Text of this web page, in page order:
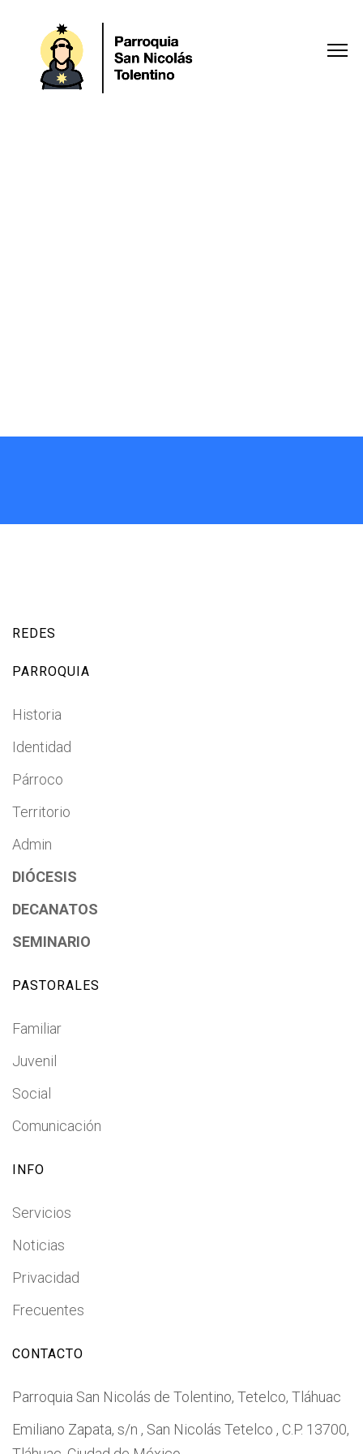
REDES
PARROQUIA
Historia
Identidad
Párroco
Territorio
Admin
DIÓCESIS
DECANATOS
SEMINARIO
PASTORALES
Familiar
Juvenil
Social
Comunicación
INFO
Servicios
Noticias
Privacidad
Frecuentes
CONTACTO
Parroquia San Nicolás de Tolentino, Tetelco, Tláhuac
Emiliano Zapata, s/n , San Nicolás Tetelco , C.P. 13700,